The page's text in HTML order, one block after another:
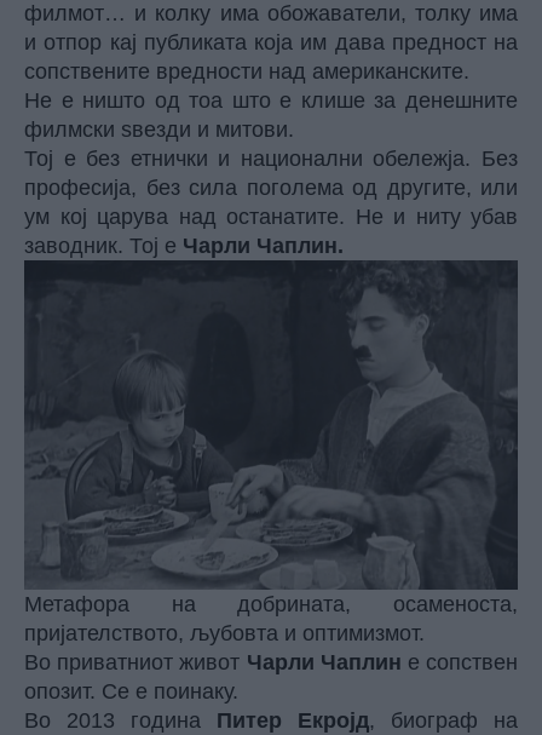
филмот… и колку има обожаватели, толку има
и отпор кај публиката која им дава предност на
сопствените вредности над американските.
Не е ништо од тоа што е клише за денешните
филмски ѕвезди и митови.
Тој е без етнички и национални обележја. Без
професија, без сила поголема од другите, или
ум кој царува над останатите. Не и ниту убав
заводник. Тој е Чарли Чаплин.
Метафора на добрината, осаменоста,
пријателството, љубовта и оптимизмот.
Во приватниот живот Чарли Чаплин е сопствен
опозит. Се е поинаку.
Во 2013 година Питер Екројд, биограф на